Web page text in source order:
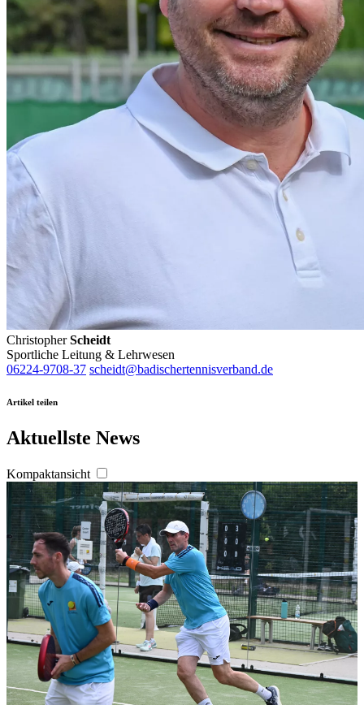
ChristopherScheidt
Sportliche Leitung & Lehrwesen
06224-9708-37 scheidt@badischertennisverband.de
Artikel teilen
Aktuellste News
Kompaktansicht